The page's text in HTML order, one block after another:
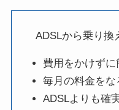
ADSLから乗り換
費用をかけず
毎月の料金を
ADSLよりも確